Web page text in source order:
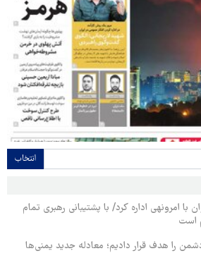
انتخاب
با امرونهی اداره کرد/ با پشتیبانی رهبری تمام
است
را هدف قرار دادیم؛ معادله جدید یمنی‌ها